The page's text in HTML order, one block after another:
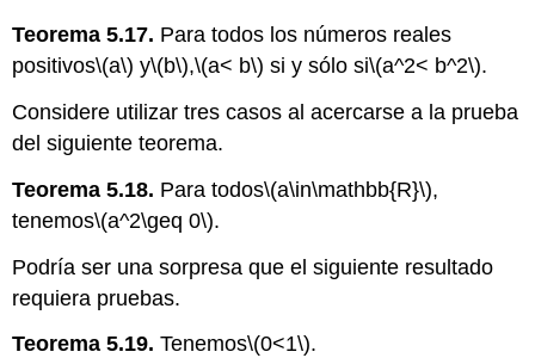
Teorema 5.17. Para todos los números reales
positivos\(a\) y\(b\),\(a< b\) si y sólo si\(a^2< b^2\).
Considere utilizar tres casos al acercarse a la prueba
del siguiente teorema.
Teorema 5.18. Para todos\(a\in\mathbb{R}\),
tenemos\(a^2\geq 0\).
Podría ser una sorpresa que el siguiente resultado
requiera pruebas.
Teorema 5.19.Tenemos\(0<1\).